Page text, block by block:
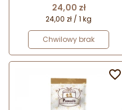
Cena
24,00 zł
24,00 zł / 1 kg
Chwilowy brak
